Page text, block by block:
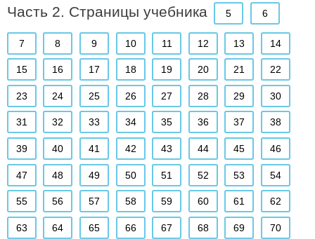
Часть 2. Страницы учебника 5 6
7 8 9 10 11 12 13 14
15 16 17 18 19 20 21 22
23 24 25 26 27 28 29 30
31 32 33 34 35 36 37 38
39 40 41 42 43 44 45 46
47 48 49 50 51 52 53 54
55 56 57 58 59 60 61 62
63 64 65 66 67 68 69 70